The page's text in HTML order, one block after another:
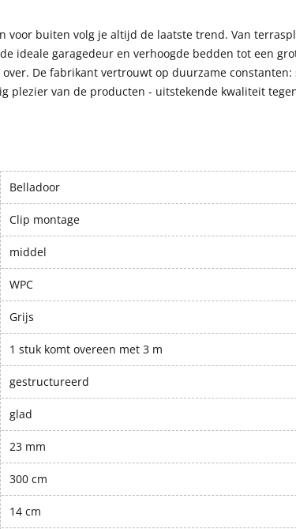
buiten volg je altijd de laatste trend. Van
ideale garagedeur en verhoogde bedden tot een
De fabrikant vertrouwt op duurzame constanten:
van de producten - uitstekende kwaliteit
Belladoor
Clip montage
middel
WPC
Grijs
1 stuk komt overeen met 3 m
gestructureerd
glad
23 mm
300 cm
14 cm